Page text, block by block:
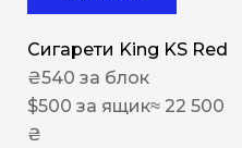
Сигарети King KS Red
₴540 за блок
$500 за ящик≈ 22 500
₴